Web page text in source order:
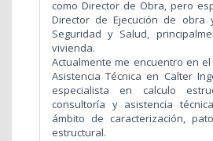
como Director de Obra, pero
Director de Ejecución de obra
Seguridad y Salud,
vivienda.
Actualmente me encuentro en
Asistencia Técnica en Calter
especialista en calculo
consultoría y asistencia
ámbito de caracterización,
estructural.